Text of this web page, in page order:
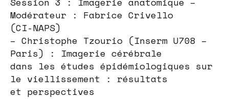
Modérateur : Fabrice Crivello
(CI-NAPS)
– Christophe Tzourio (Inserm U708 –
Paris) : Imagerie cérébrale
dans les études épidémiologiques sur
le viellissement : résultats
et perspectives